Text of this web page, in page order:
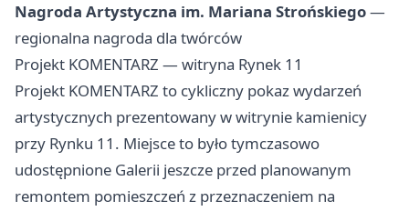
Nagroda Artystyczna im. Mariana Strońskiego—
regionalna nagroda dla twórców
Projekt KOMENTARZ — witryna Rynek 11
Projekt KOMENTARZ to cykliczny pokaz wydarzeń
artystycznych prezentowany w witrynie kamienicy
przy Rynku 11. Miejsce to było tymczasowo
udostępnione Galerii jeszcze przed planowanym
remontem pomieszczeń z przeznaczeniem na